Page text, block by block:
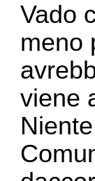
Vado
meno
viene